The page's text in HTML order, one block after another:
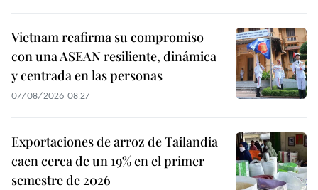
Vietnam reafirma su compromiso
con una ASEAN resiliente, dinámica
y centrada en las personas
07/08/2026 08:27
Exportaciones de arroz de Tailandia
caen cerca de un 19% en el primer
semestre de 2026